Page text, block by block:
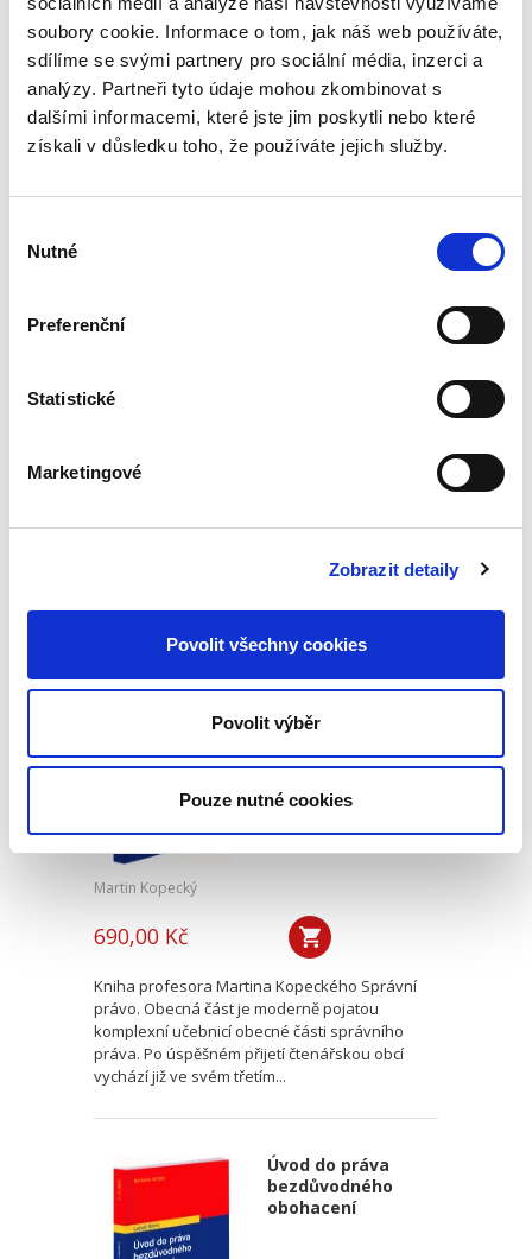
soubory cookie. Informace o tom, jak náš web používáte,
sdílíme se svými partnery pro sociální média, inzerci a
analýzy. Partneři tyto údaje mohou zkombinovat s
dalšími informacemi, které jste jim poskytli nebo které
získali v důsledku toho, že používáte jejich služby.
souhlasu
Nutné
Preferenční
Statistické
Marketingové
Zobrazit detaily
Povolit všechny cookies
Povolit výběr
Pouze nutné cookies
Tato publikace má čtenáři posloužit jako první
elementární souhrnná informace o právu
Evropské unie. Jejím cílem je na relativně malém
prostoru nastínit základní prvky a principy
fungování tohoto...
mezinárodního
Jan Ondřej
republice. Druhé vydání této učební pomůcky
Správní právo.
Obecná část. 3.
vydání
Martin Kopecký
690,00 Kč
Kniha profesora Martina Kopeckého Správní
právo. Obecná část je moderně pojatou
komplexní učebnicí obecné části správního
práva. Po úspěšném přijetí čtenářskou obcí
vychází již ve svém třetím...
Úvod do práva
bezdůvodného
obohacení